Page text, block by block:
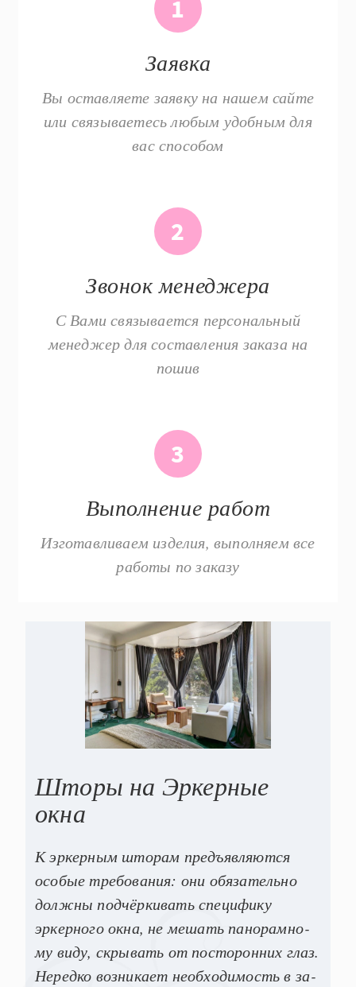
1
Заявка
Вы оставляете заявку на нашем сайте
или связываетесь любым удобным для
вас способом
2
Звонок менеджера
С Вами связывается персональный
менеджер для составления заказа на
пошив
3
Выполнение работ
Изготавливаем изделия, выполняем все
работы по заказу
Шторы на Эркерные
окна
К эр­керным што­рам предъ­яв­ля­ют­ся
осо­бые тре­бова­ния: они обязательно
дол­жны под­чёрки­вать спе­цифи­ку
эркерного ок­на, не ме­шать па­норам­но­
му ви­ду, скры­вать от пос­то­рон­них глаз.
Не­ред­ко воз­ни­ка­ет не­об­хо­димость в за­